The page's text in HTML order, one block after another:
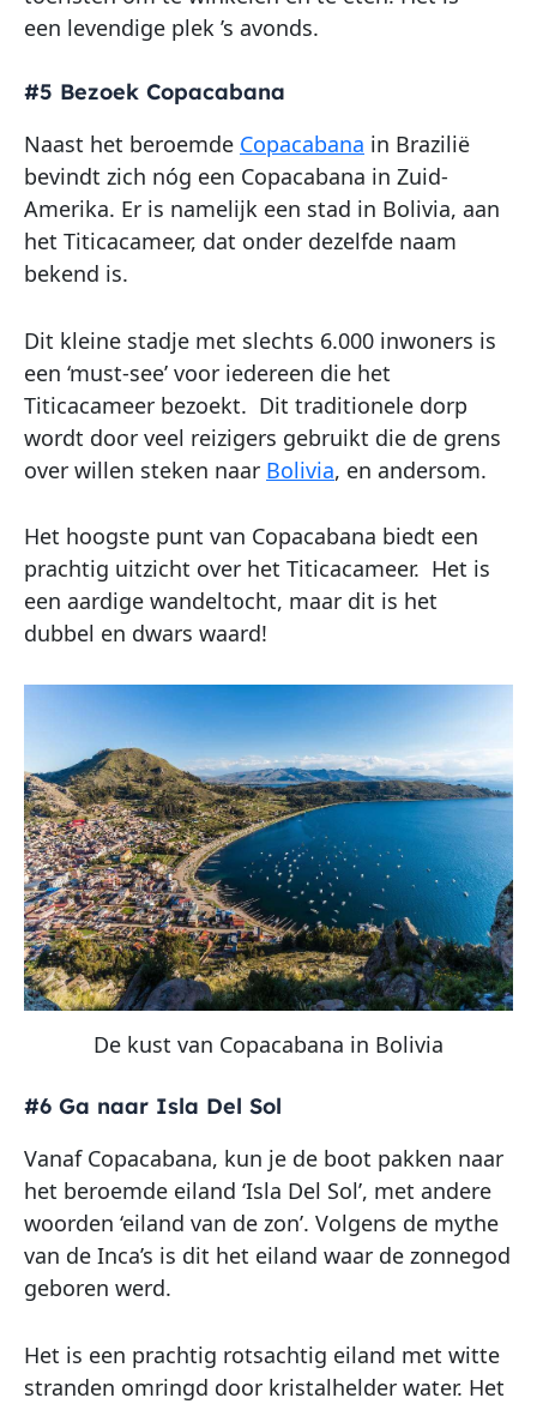
een levendige plek ’s avonds.
#5 Bezoek Copacabana
Naast het beroemde Copacabana in Brazilië
bevindt zich nóg een Copacabana in Zuid-
Amerika. Er is namelijk een stad in Bolivia, aan
het Titicacameer, dat onder dezelfde naam
bekend is.
Dit kleine stadje met slechts 6.000 inwoners is
een ‘must-see’ voor iedereen die het
Titicacameer bezoekt. Dit traditionele dorp
wordt door veel reizigers gebruikt die de grens
over willen steken naar Bolivia, en andersom.
Het hoogste punt van Copacabana biedt een
prachtig uitzicht over het Titicacameer. Het is
een aardige wandeltocht, maar dit is het
dubbel en dwars waard!
De kust van Copacabana in Bolivia
#6 Ga naar Isla Del Sol
Vanaf Copacabana, kun je de boot pakken naar
het beroemde eiland ‘Isla Del Sol’, met andere
woorden ‘eiland van de zon’. Volgens de mythe
van de Inca’s is dit het eiland waar de zonnegod
geboren werd.
Het is een prachtig rotsachtig eiland met witte
stranden omringd door kristalhelder water. Het